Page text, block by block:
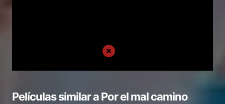
Películas similar aPor el mal camino